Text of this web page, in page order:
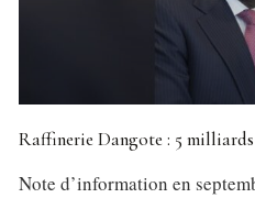
Raffinerie Dangote : 5
Note d’information en